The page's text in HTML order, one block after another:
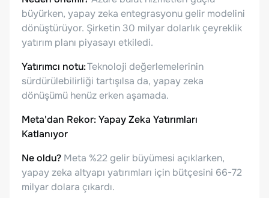
büyürken, yapay zeka entegrasyonu gelir modelini
dönüştürüyor. Şirketin 30 milyar dolarlık çeyreklik
yatırım planı piyasayı etkiledi.
Yatırımcı notu:Teknoloji değerlemelerinin
sürdürülebilirliği tartışılsa da, yapay zeka
dönüşümü henüz erken aşamada.
Meta'dan Rekor: Yapay Zeka Yatırımları
Katlanıyor
Ne oldu? Meta %22 gelir büyümesi açıklarken,
yapay zeka altyapı yatırımları için bütçesini 66-72
milyar dolara çıkardı.